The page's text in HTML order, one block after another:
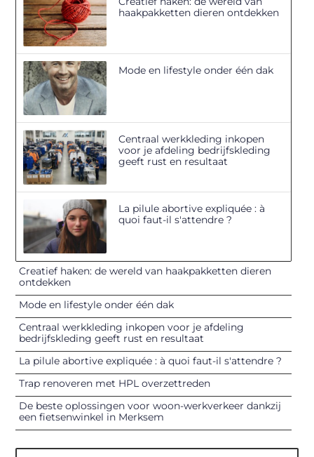
haakpakketten dieren ontdekken
Mode en lifestyle onder één dak
Centraal werkkleding inkopen
voor je afdeling bedrijfskleding
geeft rust en resultaat
La pilule abortive expliquée : à
quoi faut-il s'attendre ?
Creatief haken: de wereld van haakpakketten dieren
ontdekken
Mode en lifestyle onder één dak
Centraal werkkleding inkopen voor je afdeling
bedrijfskleding geeft rust en resultaat
La pilule abortive expliquée : à quoi faut-il s'attendre ?
Trap renoveren met HPL overzettreden
De beste oplossingen voor woon-werkverkeer dankzij
een fietsenwinkel in Merksem